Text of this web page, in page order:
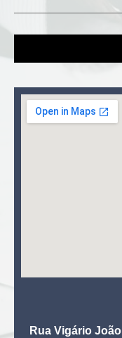
Rua Vigário